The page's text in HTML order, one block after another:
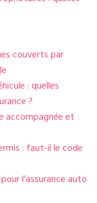
couverts par
: quelles
?
accompagnée et
: faut-il le code
l’assurance auto